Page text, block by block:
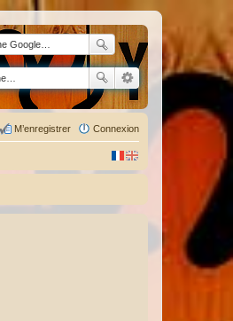
Connexion
M’enregistrer